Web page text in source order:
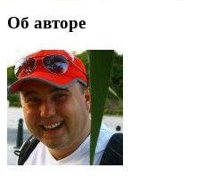
Об авторе